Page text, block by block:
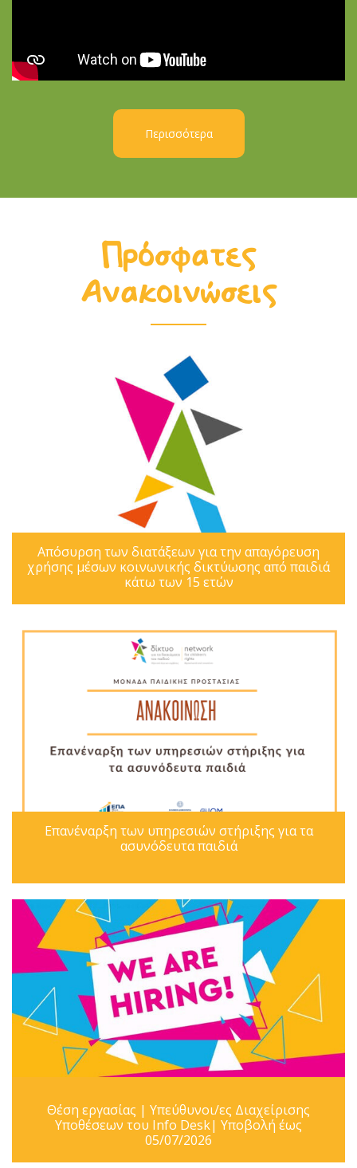
Περισσότερα
Πρόσφατες
Ανακοινώσεις
Απόσυρση των διατάξεων για την απαγόρευση
χρήσης μέσων κοινωνικής δικτύωσης από παιδιά
κάτω των 15 ετών
Επανέναρξη των υπηρεσιών στήριξης για τα
ασυνόδευτα παιδιά
Θέση εργασίας | Υπεύθυνοι/ες Διαχείρισης
Υποθέσεων του Info Desk| Υποβολή έως
05/07/2026